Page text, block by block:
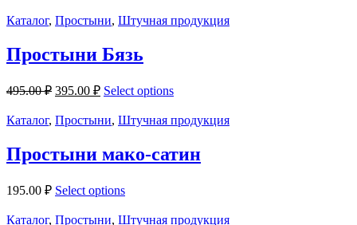
Каталог, Простыни, Штучная продукция
Простыни Бязь
495.00₽ 395.00 ₽ Select options
Каталог, Простыни, Штучная продукция
Простыни мако-сатин
195.00 ₽ Select options
Каталог, Простыни, Штучная продукция